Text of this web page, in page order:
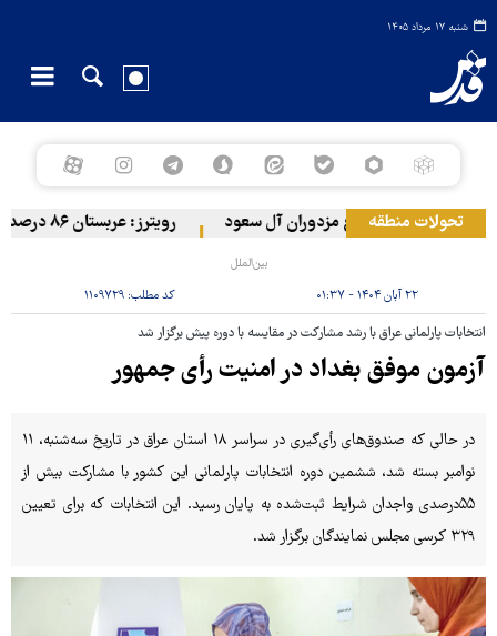
شنبه ۱۷ مرداد ۱۴۰۵
تحولات منطقه
یمن به مواضع مزدوران آل سعود رویترز: عربستان ۸۶ درصد از موشک‌های پاتریوت خود را استفاده کرده است
بین‌الملل
۲۲ آبان ۱۴۰۴ - ۰۱:۳۷ کد مطلب: ۱۱۰۹۷۲۹
انتخابات پارلمانی عراق با رشد مشارکت در مقایسه با دوره پیش برگزار شد
آزمون موفق بغداد در امنیت رأی جمهور
در حالی که صندوق‌های رأی‌گیری در سراسر ۱۸ استان عراق در تاریخ سه‌شنبه، ۱۱
نوامبر بسته شد، ششمین دوره انتخابات پارلمانی این کشور با مشارکت بیش از
۵۵درصدی واجدان شرایط ثبت‌شده به پایان رسید. این انتخابات که برای تعیین
۳۲۹ کرسی مجلس نمایندگان برگزار شد.